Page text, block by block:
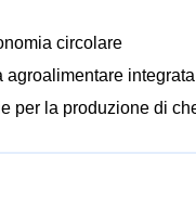
circolare
agroalimentare
per la produzione di